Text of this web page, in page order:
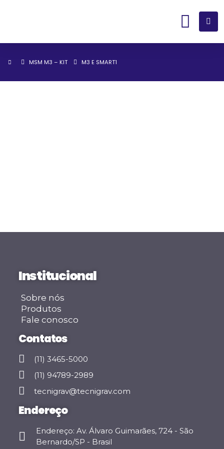
MSM M3 – KIT M3 E SMART1
Institucional
Sobre nós
Produtos
Fale conosco
Contatos
(11) 3465-5000
(11) 94789-2989
tecnigrav@tecnigrav.com
Endereço
Endereço: Av. Álvaro Guimarães, 724 - São
Bernardo/SP - Brasil